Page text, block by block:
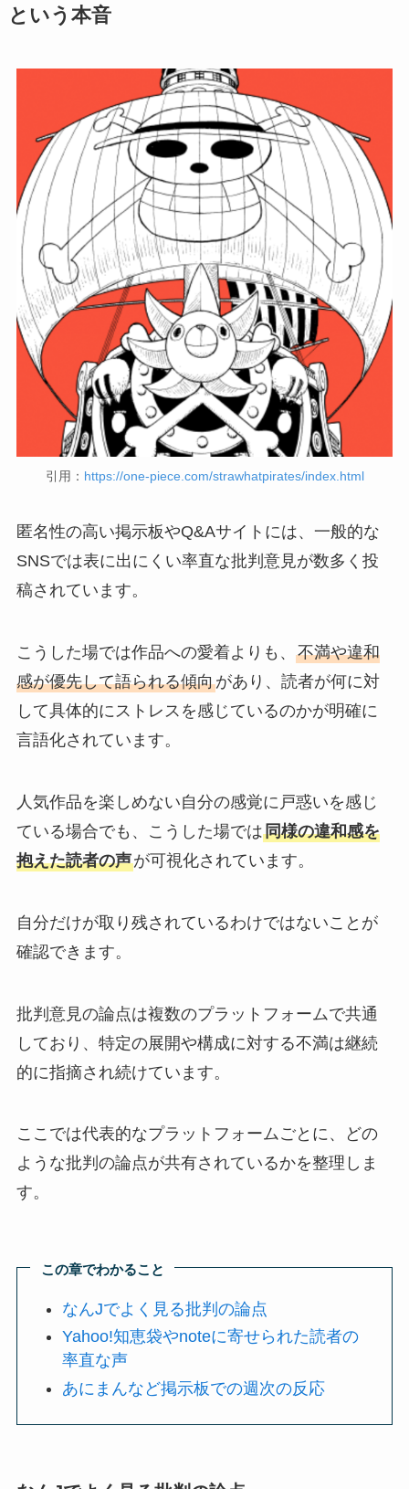
という本音
引用： https://one-piece.com/strawhatpirates/index.html
匿名性の高い掲示板やQ&Aサイトには、一般的な
SNSでは表に出にくい率直な批判意見が数多く投
稿されています。
こうした場では作品への愛着よりも、 不満や違和
感が優先して語られる傾向があり、読者が何に対
して具体的にストレスを感じているのかが明確に
言語化されています。
人気作品を楽しめない自分の感覚に戸惑いを感じ
ている場合でも、こうした場では同様の違和感を
抱えた読者の声が可視化されています。
自分だけが取り残されているわけではないことが
確認できます。
批判意見の論点は複数のプラットフォームで共通
しており、特定の展開や構成に対する不満は継続
的に指摘され続けています。
ここでは代表的なプラットフォームごとに、どの
ような批判の論点が共有されているかを整理しま
す。
この章でわかること
なんJでよく見る批判の論点
Yahoo!知恵袋やnoteに寄せられた読者の
率直な声
あにまんなど掲示板での週次の反応